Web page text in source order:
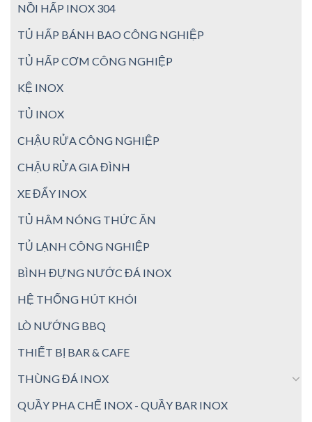
NỒI HẤP INOX 304
TỦ HẤP BÁNH BAO CÔNG NGHIỆP
TỦ HẤP CƠM CÔNG NGHIỆP
KỆ INOX
TỦ INOX
CHẬU RỬA CÔNG NGHIỆP
CHẬU RỬA GIA ĐÌNH
XE ĐẨY INOX
TỦ HÂM NÓNG THỨC ĂN
TỦ LẠNH CÔNG NGHIỆP
BÌNH ĐỰNG NƯỚC ĐÁ INOX
HỆ THỐNG HÚT KHÓI
LÒ NƯỚNG BBQ
THIẾT BỊ BAR & CAFE
THÙNG ĐÁ INOX
QUẦY PHA CHẾ INOX - QUẦY BAR INOX